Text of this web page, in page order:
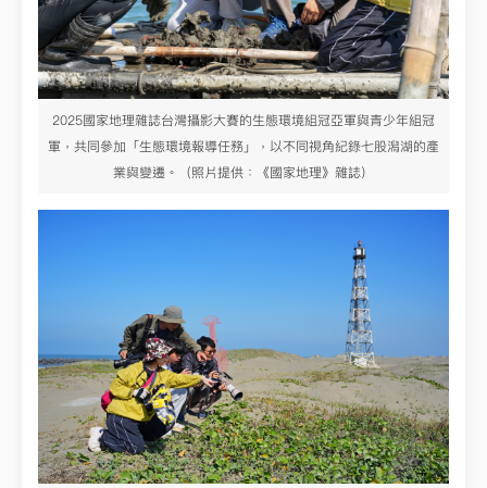
2025國家地理雜誌台灣攝影大賽的生態環境組冠亞軍與青少年組冠
軍，共同參加「生態環境報導任務」，以不同視角紀錄七股潟湖的產
業與變遷。（照片提供：《國家地理》雜誌）